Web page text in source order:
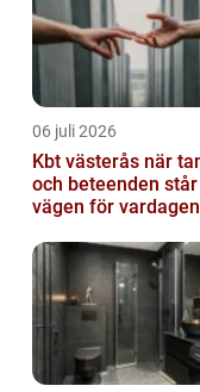
06 juli 2026
Kbt västerås när tankar
och beteenden står
vägen för vardagen